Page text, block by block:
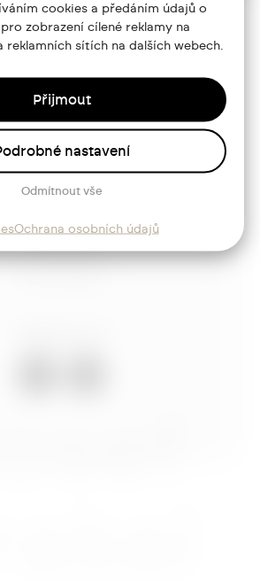
cookies a předáním údajů o
zobrazení cílené reklamy na
reklamních sítích na dalších webech.
Přijmout
Odmítnout vše
nastavení
Ochrana osobních údajů
Portfolio
O mně
773 986 416